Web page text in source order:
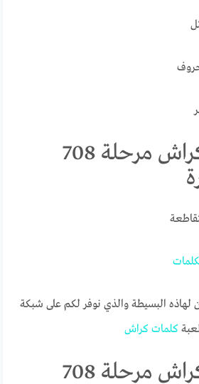
حل كلمات كراش مرحلة 708
كلمات
لهاذه البسيطة والذي نوفر لكم على شبكة
كلمات كراش
حل كلمات كراش مرحلة 708